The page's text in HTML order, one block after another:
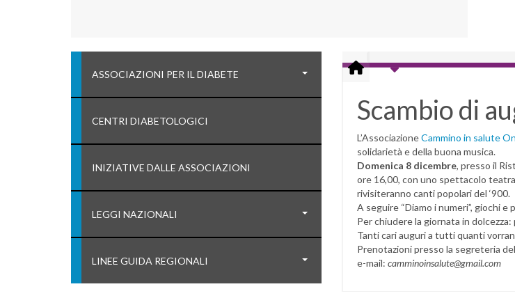
ASSOCIAZIONI PER IL DIABETE
CENTRI DIABETOLOGICI
INIZIATIVE DALLE ASSOCIAZIONI
LEGGI NAZIONALI
LINEE GUIDA REGIONALI
Scambio di
L’AssociazioneCammino in salute
solidarietà e della buona musica.
Domenica 8 dicembre, presso il
ore 16,00, con uno spettacolo
rivisiteranno canti popolari del ‘900.
A seguire “Diamo i numeri”, giochi
Per chiudere la giornata in
Tanti cari auguri a tutti quanti
Prenotazioni presso la segreteria
e-mail: camminoinsalute@gmail.com